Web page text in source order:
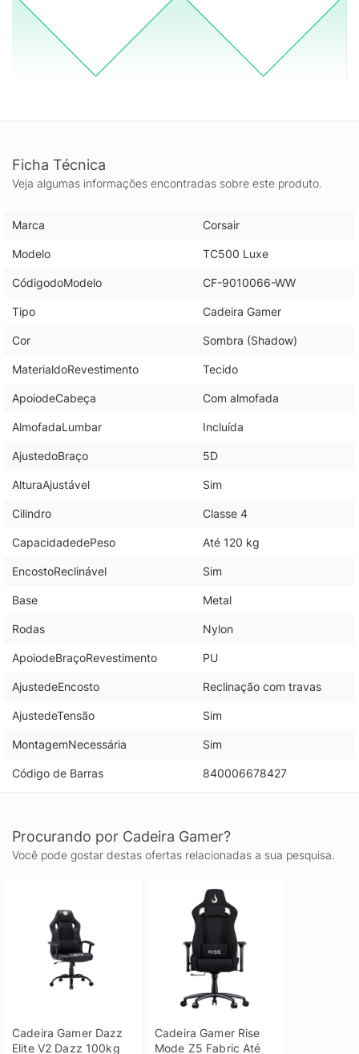
Ficha Técnica
Veja algumas informações encontradas sobre este produto.
Marca Corsair
Modelo TC500 Luxe
CódigodoModelo CF-9010066-WW
Tipo Cadeira Gamer
Cor Sombra (Shadow)
MaterialdoRevestimento Tecido
ApoiodeCabeça Com almofada
AlmofadaLumbar Incluída
AjustedoBraço 5D
AlturaAjustável Sim
Cilindro Classe 4
CapacidadedePeso Até 120 kg
EncostoReclinável Sim
Base Metal
Rodas Nylon
ApoiodeBraçoRevestimento PU
AjustedeEncosto Reclinação com travas
AjustedeTensão Sim
MontagemNecessária Sim
Código de Barras 840006678427
Procurando por Cadeira Gamer?
Você pode gostar destas ofertas relacionadas a sua pesquisa.
Cadeira Gamer Dazz
Elite V2 Dazz 100kg
Cadeira Gamer Rise
Mode Z5 Fabric Até